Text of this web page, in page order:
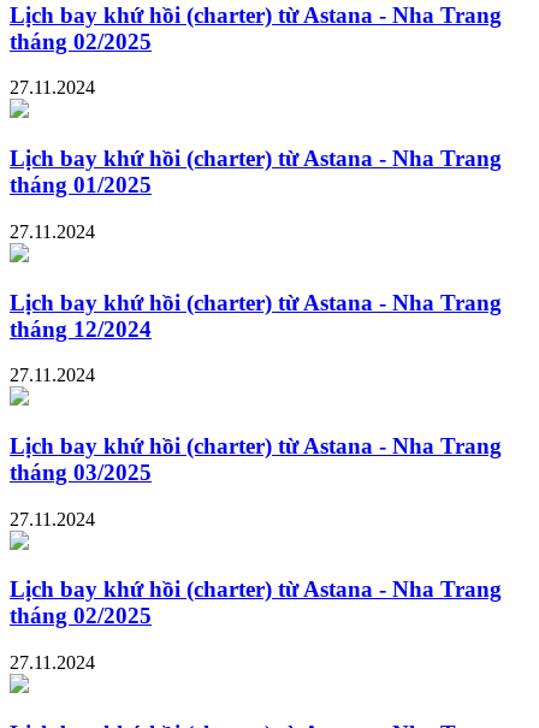
Lịch bay khứ hồi (charter) từ Astana - Nha Trang
tháng 02/2025
27.11.2024
Lịch bay khứ hồi (charter) từ Astana - Nha Trang
tháng 01/2025
27.11.2024
Lịch bay khứ hồi (charter) từ Astana - Nha Trang
tháng 12/2024
27.11.2024
Lịch bay khứ hồi (charter) từ Astana - Nha Trang
tháng 03/2025
27.11.2024
Lịch bay khứ hồi (charter) từ Astana - Nha Trang
tháng 02/2025
27.11.2024